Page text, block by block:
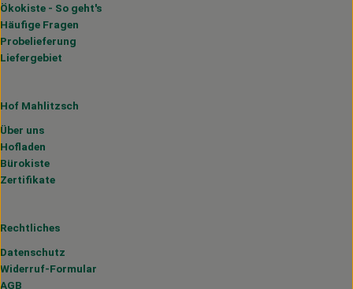
Ökokiste - So geht's
Häufige Fragen
Probelieferung
Liefergebiet
Hof Mahlitzsch
Über uns
Hofladen
Bürokiste
Zertifikate
Rechtliches
Datenschutz
Widerruf-Formular
AGB